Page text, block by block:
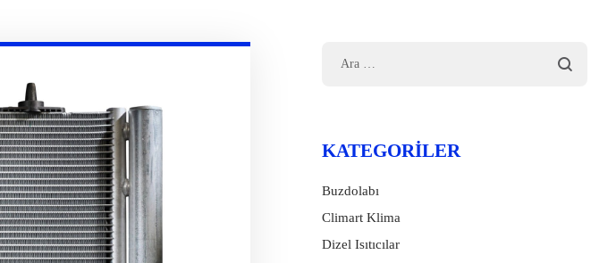
KATEGORILER
Buzdolabı
Climart Klima
Dizel Isıtıcılar